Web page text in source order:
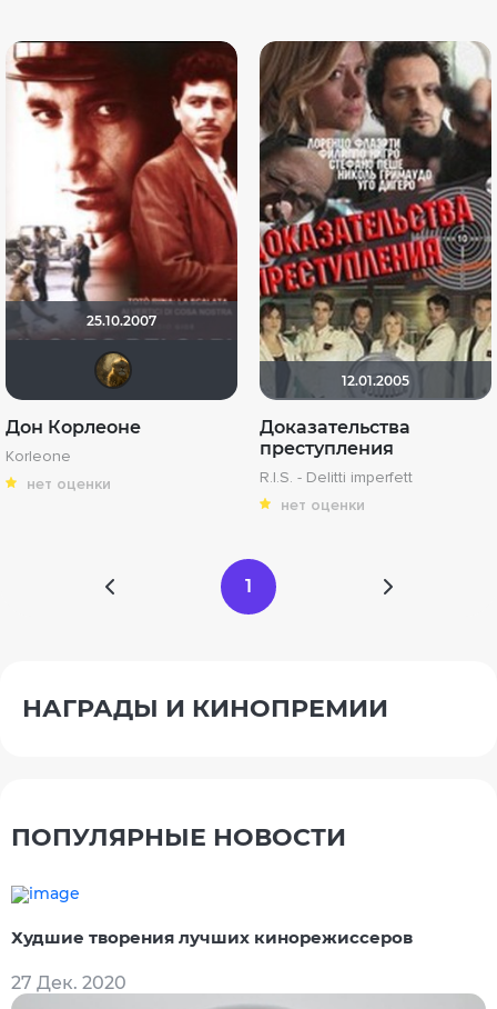
25.10.2007
id294378301
Дон Корлеоне
Korleone
нет оценки
12.01.2005
Доказательства
преступления
R.I.S. - Delitti imperfett
нет оценки
1
НАГРАДЫ И КИНОПРЕМИИ
ПОПУЛЯРНЫЕ НОВОСТИ
Худшие творения лучших кинорежиссеров
27 Дек. 2020